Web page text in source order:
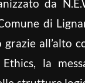
da
di
grazie all’alto
la